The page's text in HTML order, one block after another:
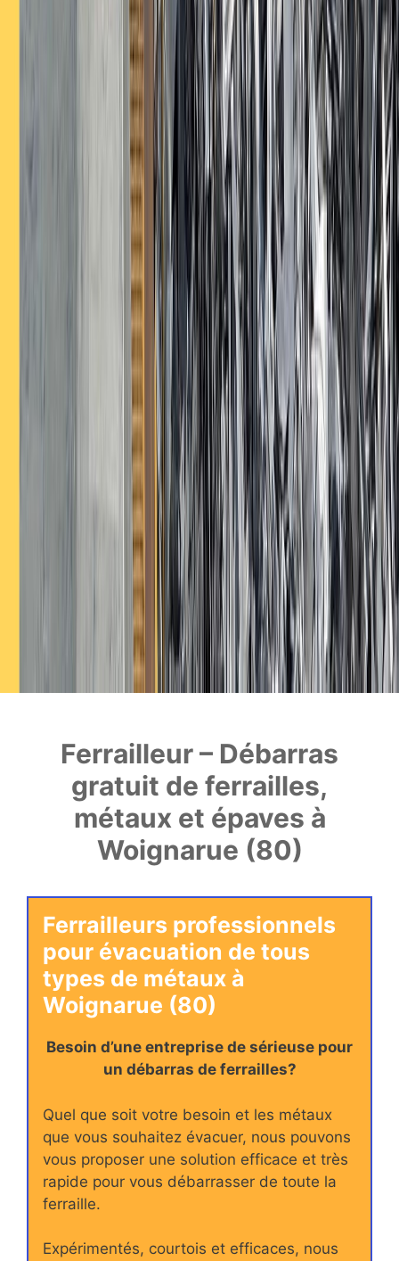
Ferrailleur – Débarras
gratuit de ferrailles,
métaux et épaves à
Woignarue (80)
Ferrailleurs professionnels
pour évacuation de tous
types de métaux à
Woignarue (80)
Besoin d’une entreprise de sérieuse pour
un débarras de ferrailles?
Quel que soit votre besoin et les métaux
que vous souhaitez évacuer, nous pouvons
vous proposer une solution efficace et très
rapide pour vous débarrasser de toute la
ferraille.
Expérimentés, courtois et efficaces, nous